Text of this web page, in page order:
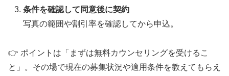
条件を確認して同意後に契約
写真の範囲や割引率を確認してから申込。
👉 ポイントは「まずは無料カウンセリングを受けるこ
と」。その場で現在の募集状況や適用条件を教えてもらえ